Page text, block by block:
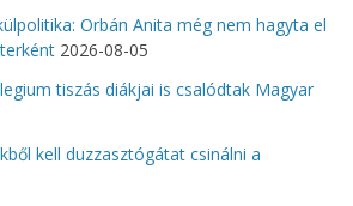
Orbán Anita még nem hagyta el
2026-08-05
tiszás diákjai is csalódtak Magyar
kell duzzasztógátat csinálni a